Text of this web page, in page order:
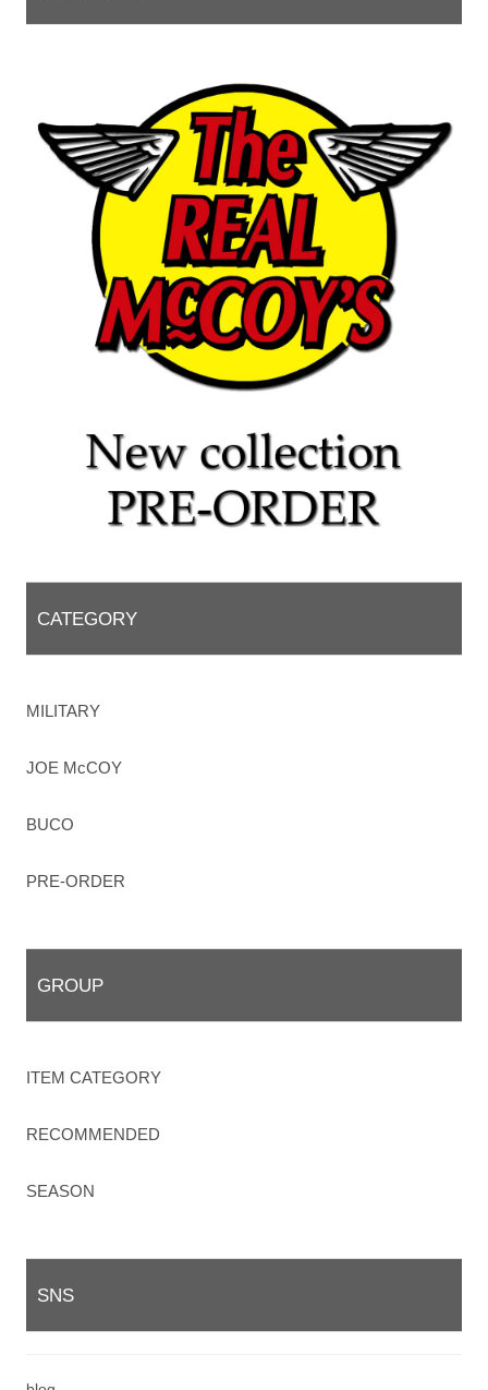
CATEGORY
MILITARY
JOE McCOY
BUCO
PRE-ORDER
GROUP
ITEM CATEGORY
RECOMMENDED
SEASON
SNS